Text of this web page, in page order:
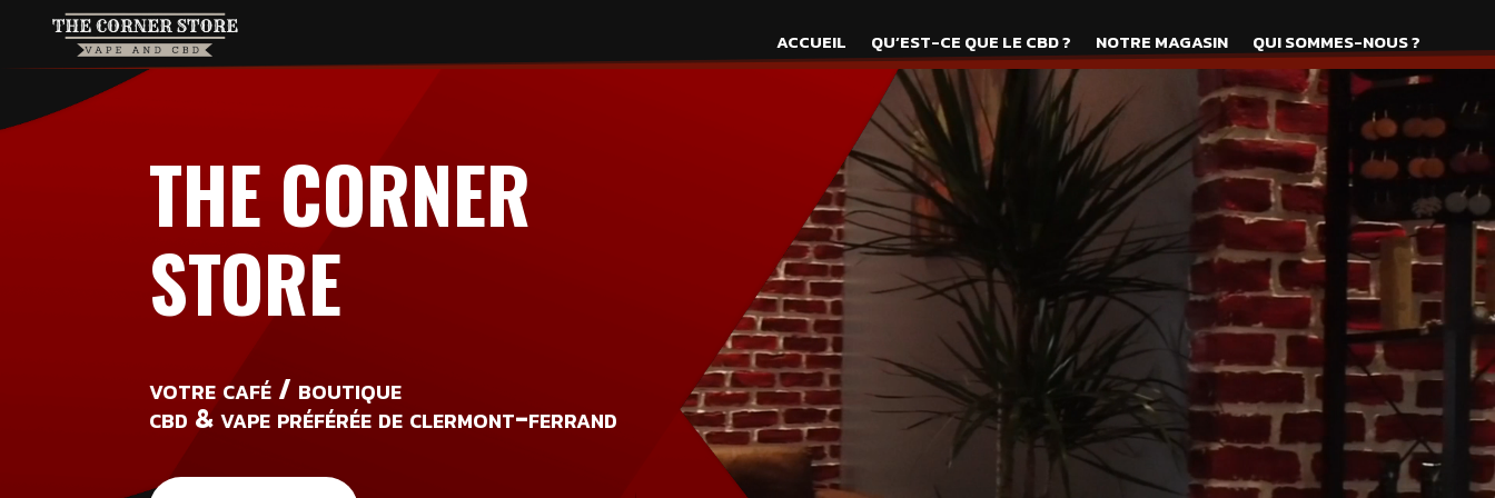
ACCUEIL QU’EST-CE QUE LE CBD ? NOTRE MAGASIN QUI SOMMES-NOUS ?
THE CORNER
STORE
votre café / boutique
cbd & vape préférée de clermont-ferrand